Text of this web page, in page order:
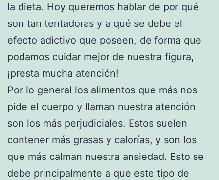
la dieta. Hoy queremos hablar de por qué
son tan tentadoras y a qué se debe el
efecto adictivo que poseen, de forma que
podamos cuidar mejor de nuestra figura,
¡presta mucha atención!
Por lo general los alimentos que más nos
pide el cuerpo y llaman nuestra atención
son los más perjudiciales. Estos suelen
contener más grasas y calorías, y son los
que más calman nuestra ansiedad. Esto se
debe principalmente a que este tipo de